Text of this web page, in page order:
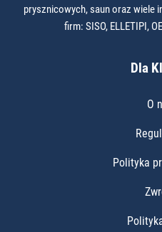
prysznicowych, saun oraz wiele
firm: SISO, ELLETIPI,
Dla
O
Polityka